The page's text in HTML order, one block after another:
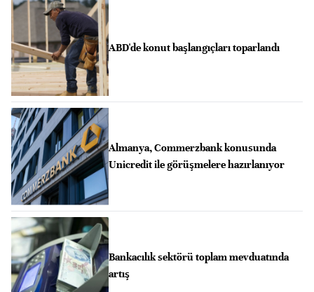
ABD'de konut başlangıçları toparlandı
Almanya, Commerzbank konusunda
Unicredit ile görüşmelere hazırlanıyor
Bankacılık sektörü toplam mevduatında
artış